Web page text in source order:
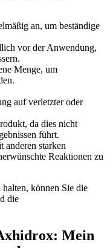
an, um beständige‌
vor der Anwendung,
Menge, um
auf⁢ verletzter oder
da⁣ dies nicht
führt.
starken
Reaktionen zu
halten, können Sie die
die
Mein